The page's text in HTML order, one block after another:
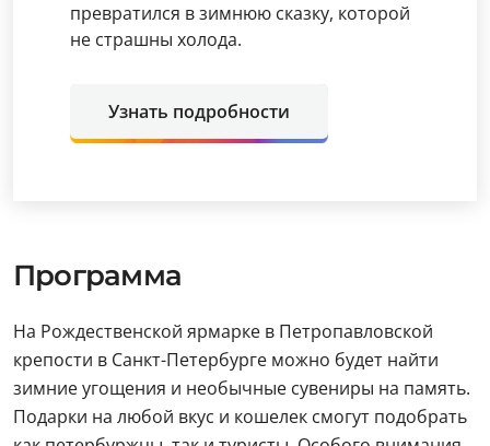
превратился в зимнюю сказку, которой
не страшны холода.
Узнать подробности
Программа
На Рождественской ярмарке в Петропавловской
крепости в Санкт-Петербурге можно будет найти
зимние угощения и необычные сувениры на память.
Подарки на любой вкус и кошелек смогут подобрать